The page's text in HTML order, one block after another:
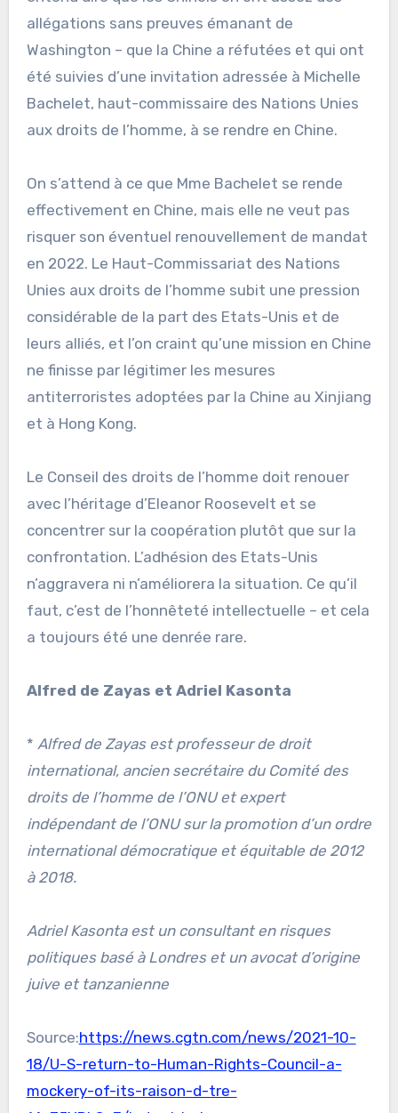
allégations sans preuves émanant de
Washington – que la Chine a réfutées et qui ont
été suivies d’une invitation adressée à Michelle
Bachelet, haut-commissaire des Nations Unies
aux droits de l’homme, à se rendre en Chine.
On s’attend à ce que Mme Bachelet se rende
effectivement en Chine, mais elle ne veut pas
risquer son éventuel renouvellement de mandat
en 2022. Le Haut-Commissariat des Nations
Unies aux droits de l’homme subit une pression
considérable de la part des Etats-Unis et de
leurs alliés, et l’on craint qu’une mission en Chine
ne finisse par légitimer les mesures
antiterroristes adoptées par la Chine au Xinjiang
et à Hong Kong.
Le Conseil des droits de l’homme doit renouer
avec l’héritage d’Eleanor Roosevelt et se
concentrer sur la coopération plutôt que sur la
confrontation. L’adhésion des Etats-Unis
n’aggravera ni n’améliorera la situation. Ce qu’il
faut, c’est de l’honnêteté intellectuelle – et cela
a toujours été une denrée rare.
Alfred de Zayas et Adriel Kasonta
* Alfred de Zayas est professeur de droit
international, ancien secrétaire du Comité des
droits de l’homme de l’ONU et expert
indépendant de l’ONU sur la promotion d’un ordre
international démocratique et équitable de 2012
à 2018.
Adriel Kasonta est un consultant en risques
politiques basé à Londres et un avocat d’origine
juive et tanzanienne
Source:https://news.cgtn.com/news/2021-10-
18/U-S-return-to-Human-Rights-Council-a-
mockery-of-its-raison-d-tre-